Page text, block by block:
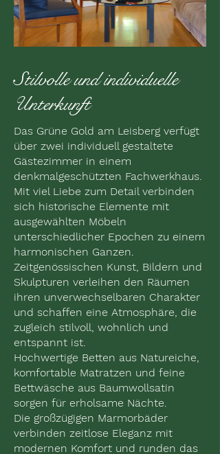
Stilvolle und individuelle
Unterkunft
Das Grüne Gold am Leisberg verfügt
über zwei individuell gestaltete
Gästezimmer in einem
denkmalgeschützten Fachwerkhaus.
Mit viel Liebe zum Detail verbinden
sich historische Elemente mit
ausgewählten Möbeln
unterschiedlicher Epochen zu einem
harmonischen Ganzen.
Zeitgenössischen Kunst, Bildern und
Skulpturen verleihen den Räumen
ihren unverwechselbaren Charakter
und schaffen eine Atmosphäre, die
zugleich stilvoll, wohnlich und
entspannt ist.
Hochwertige Betten aus Natureiche,
komfortable Matratzen und feine
Bettwäsche aus Baumwollsatin
sorgen für erholsame Nächte.
Die großzügigen Marmorbäder
verbinden zeitlose Eleganz mit
modernen Komfort und runden das